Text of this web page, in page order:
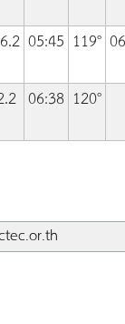
05:45 119°
06:38 120°